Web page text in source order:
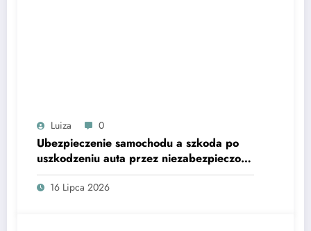
Luiza 0
Ubezpieczenie samochodu a szkoda po
uszkodzeniu auta przez niezabezpieczoną
betoniarkę przewożoną na przyczepie
16 Lipca 2026